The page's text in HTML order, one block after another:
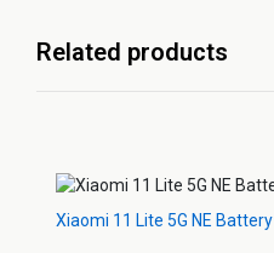
Related products
Xiaomi 11 Lite 5G NE Battery